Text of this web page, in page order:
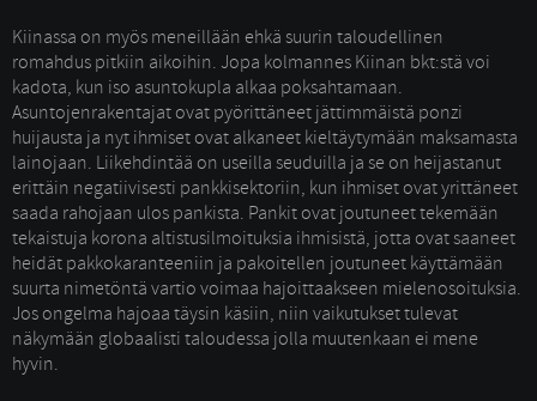
Kiinassa on myös meneillään ehkä suurin taloudellinen
romahdus pitkiin aikoihin. Jopa kolmannes Kiinan bkt:stä voi
kadota, kun iso asuntokupla alkaa poksahtamaan.
Asuntojenrakentajat ovat pyörittäneet jättimmäistä ponzi
huijausta ja nyt ihmiset ovat alkaneet kieltäytymään maksamasta
lainojaan. Liikehdintää on useilla seuduilla ja se on heijastanut
erittäin negatiivisesti pankkisektoriin, kun ihmiset ovat yrittäneet
saada rahojaan ulos pankista. Pankit ovat joutuneet tekemään
tekaistuja korona altistusilmoituksia ihmisistä, jotta ovat saaneet
heidät pakkokaranteeniin ja pakoitellen joutuneet käyttämään
suurta nimetöntä vartio voimaa hajoittaakseen mielenosoituksia.
Jos ongelma hajoaa täysin käsiin, niin vaikutukset tulevat
näkymään globaalisti taloudessa jolla muutenkaan ei mene
hyvin.